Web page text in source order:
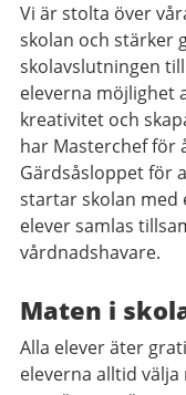
Vi är stolta över
skolan och stärker
skolavslutningen
eleverna möjlighet
kreativitet och
har Masterchef för
Gärdsåsloppet för
startar skolan med
elever samlas
vårdnadshavare.
Maten i
Alla elever äter
eleverna alltid